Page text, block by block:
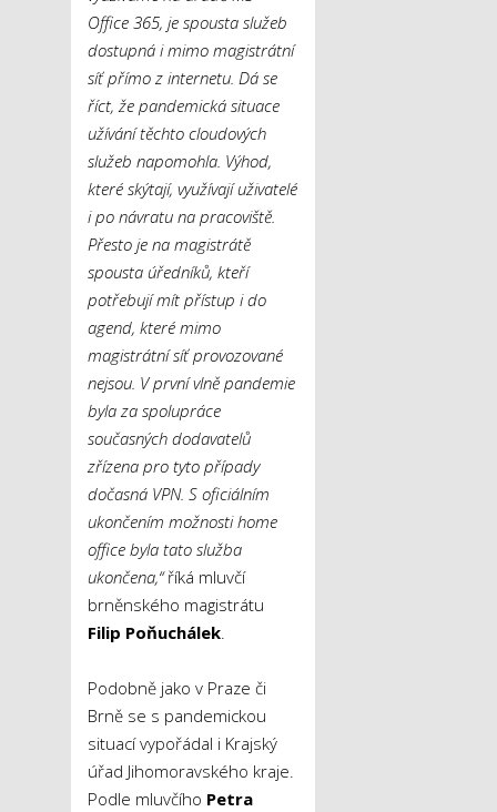
Office 365, je spousta služeb
dostupná i mimo magistrátní
síť přímo z internetu. Dá se
říct, že pandemická situace
užívání těchto cloudových
služeb napomohla. Výhod,
které skýtají, využívají uživatelé
i po návratu na pracoviště.
Přesto je na magistrátě
spousta úředníků, kteří
potřebují mít přístup i do
agend, které mimo
magistrátní síť provozované
nejsou. V první vlně pandemie
byla za spolupráce
současných dodavatelů
zřízena pro tyto případy
dočasná VPN. S oficiálním
ukončením možnosti home
office byla tato služba
ukončena,“říká mluvčí
brněnského magistrátu
Filip Poňuchálek
Podobně jako v Praze či
Brně se s pandemickou
situací vypořádal i Krajský
úřad Jihomoravského kraje.
Podle mluvčího Petra